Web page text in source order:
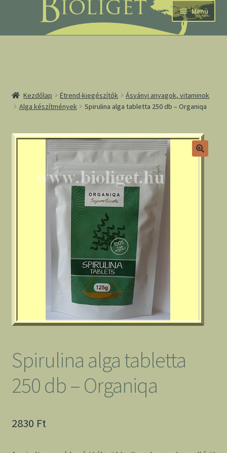
navigációhoz
tartalomba
Menü
Kezdőlap Étrend-kiegészítők
Ásványi anyagok, vitaminok
Alga készítmények
Spirulina alga tabletta 250 db – Organiqa
Spirulina alga tabletta
250 db – Organiqa
2830 Ft